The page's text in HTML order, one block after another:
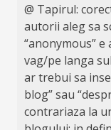
@ Tapirul:
autorii aleg sa
“anonymous” e
vag/pe langa
ar trebui sa
blog” sau
contrariaza la